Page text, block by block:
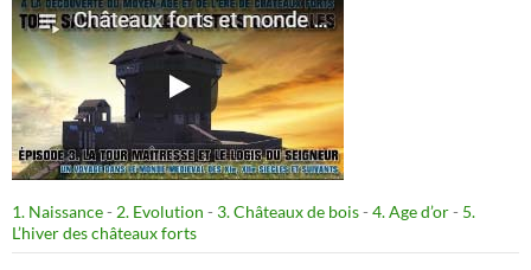
1. Naissance- 2. Evolution - 3. Châteaux de bois- 4. Age d’or- 5.
L’hiver des châteaux forts